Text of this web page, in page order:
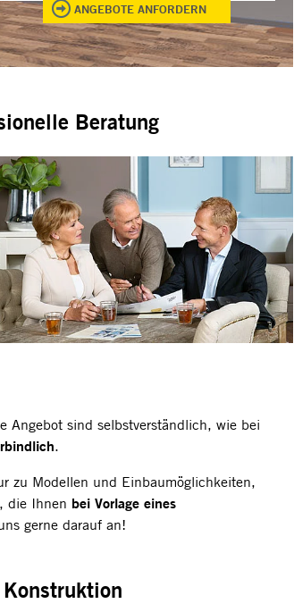
ANGEBOTE ANFORDERN
Beratung
Angebot sind selbstverständlich, wie bei
.
zu Modellen und Einbaumöglichkeiten,
, die Ihnen bei Vorlage eines
gerne darauf an!